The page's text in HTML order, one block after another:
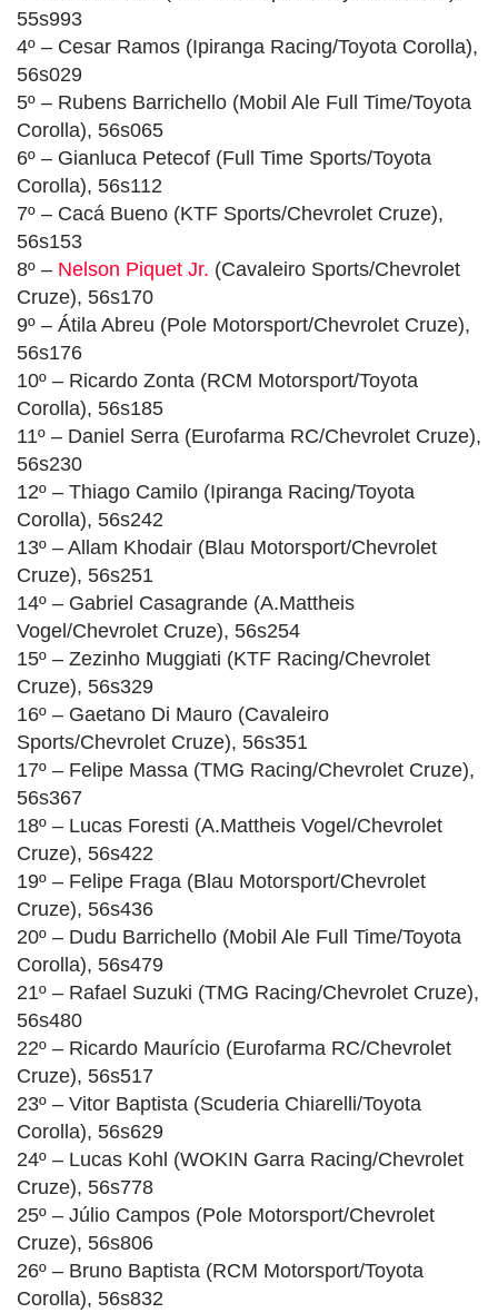
55s993
4º – Cesar Ramos (Ipiranga Racing/Toyota Corolla),
56s029
5º – Rubens Barrichello (Mobil Ale Full Time/Toyota
Corolla), 56s065
6º – Gianluca Petecof (Full Time Sports/Toyota
Corolla), 56s112
7º – Cacá Bueno (KTF Sports/Chevrolet Cruze),
56s153
8º – Nelson Piquet Jr. (Cavaleiro Sports/Chevrolet
Cruze), 56s170
9º – Átila Abreu (Pole Motorsport/Chevrolet Cruze),
56s176
10º – Ricardo Zonta (RCM Motorsport/Toyota
Corolla), 56s185
11º – Daniel Serra (Eurofarma RC/Chevrolet Cruze),
56s230
12º – Thiago Camilo (Ipiranga Racing/Toyota
Corolla), 56s242
13º – Allam Khodair (Blau Motorsport/Chevrolet
Cruze), 56s251
14º – Gabriel Casagrande (A.Mattheis
Vogel/Chevrolet Cruze), 56s254
15º – Zezinho Muggiati (KTF Racing/Chevrolet
Cruze), 56s329
16º – Gaetano Di Mauro (Cavaleiro
Sports/Chevrolet Cruze), 56s351
17º – Felipe Massa (TMG Racing/Chevrolet Cruze),
56s367
18º – Lucas Foresti (A.Mattheis Vogel/Chevrolet
Cruze), 56s422
19º – Felipe Fraga (Blau Motorsport/Chevrolet
Cruze), 56s436
20º – Dudu Barrichello (Mobil Ale Full Time/Toyota
Corolla), 56s479
21º – Rafael Suzuki (TMG Racing/Chevrolet Cruze),
56s480
22º – Ricardo Maurício (Eurofarma RC/Chevrolet
Cruze), 56s517
23º – Vitor Baptista (Scuderia Chiarelli/Toyota
Corolla), 56s629
24º – Lucas Kohl (WOKIN Garra Racing/Chevrolet
Cruze), 56s778
25º – Júlio Campos (Pole Motorsport/Chevrolet
Cruze), 56s806
26º – Bruno Baptista (RCM Motorsport/Toyota
Corolla), 56s832